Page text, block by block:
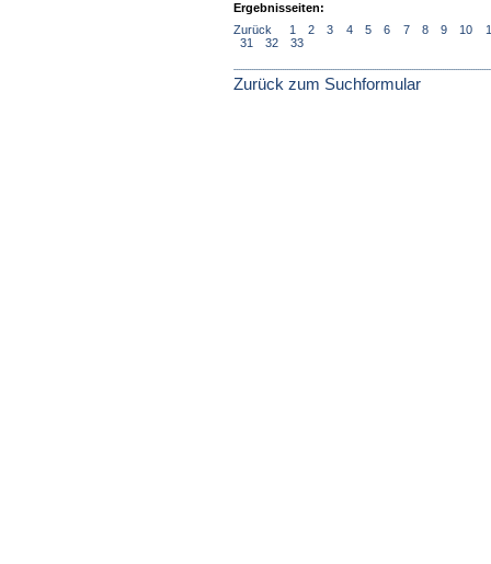
Ergebnisseiten:
Zurück
1 2 3 4 5 6 7 8 9 10
31
32 33
Zurück zum Suchformular